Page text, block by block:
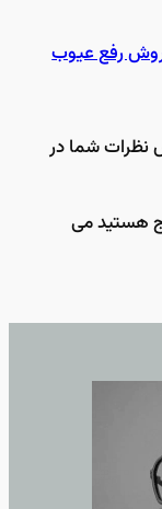
رفع عیوب
نظرات شما در
هستید می